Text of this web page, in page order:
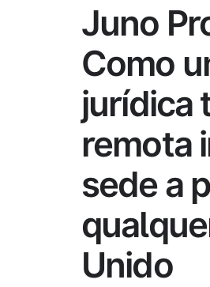
Juno
Como
jurídica
remota
sede a
Unido